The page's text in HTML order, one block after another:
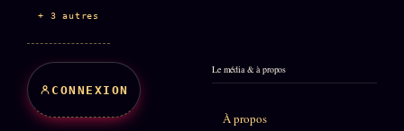
+ 3 autres
CONNEXION
Le média & à propos
À propos